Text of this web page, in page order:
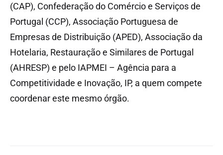
(CAP), Confederação do Comércio e Serviços de
Portugal (CCP), Associação Portuguesa de
Empresas de Distribuição (APED), Associação da
Hotelaria, Restauração e Similares de Portugal
(AHRESP) e pelo IAPMEI – Agência para a
Competitividade e Inovação, IP, a quem compete
coordenar este mesmo órgão.